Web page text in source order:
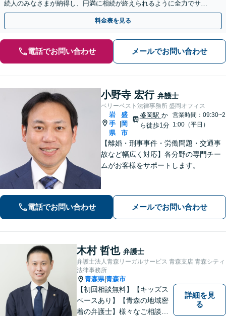
続人のみなさまが納得し、円満に相続が終えられるように全力でサポ
ートいたします。ぜひご相談ください。【WEB面談可】
料金表を見る
電話でお問い合わせ メールでお問い合わせ
小野寺 宏行 弁護士
ベリーベスト法律事務所 盛岡オフィス
岩
手
県
盛
岡
市
盛岡駅 か
ら徒歩1分
営業時間：09:30~2
1:00（平日）
【離婚・刑事事件・労働問題・交通事
故など幅広く対応】各分野の専門チー
ムがお客様をサポートします。
電話でお問い合わせ メールでお問い合わせ
木村 哲也 弁護士
弁護士法人青森リーガルサービス 青森支店 青森シティ
法律事務所
青森県|青森市
【初回相談無料】【キッズス
ペースあり】【青森の地域密
着の弁護士】様々なご相談・
詳細を見
る